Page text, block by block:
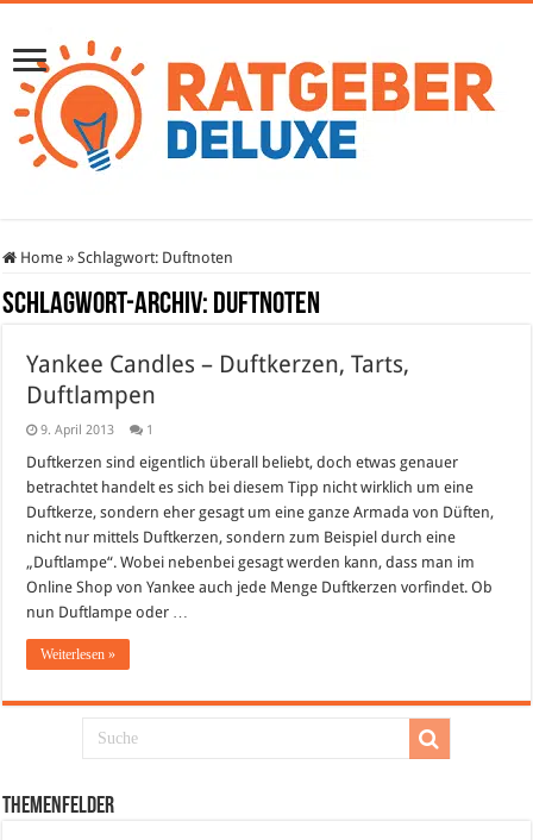
Home » Schlagwort: Duftnoten
Schlagwort-Archiv: Duftnoten
Yankee Candles – Duftkerzen, Tarts,
Duftlampen
9. April 2013 1
Duftkerzen sind eigentlich überall beliebt, doch etwas genauer
betrachtet handelt es sich bei diesem Tipp nicht wirklich um eine
Duftkerze, sondern eher gesagt um eine ganze Armada von Düften,
nicht nur mittels Duftkerzen, sondern zum Beispiel durch eine
„Duftlampe“. Wobei nebenbei gesagt werden kann, dass man im
Online Shop von Yankee auch jede Menge Duftkerzen vorfindet. Ob
nun Duftlampe oder …
Weiterlesen »
Themenfelder